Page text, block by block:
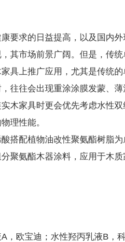
要求的日益提高，以及国内
其市场前景广阔。但是，传
具上推广应用，尤其是传统
往往会出现重涂涂膜发蒙、
木家具时更会优先考虑水性
理性能。
搭配植物油改性聚氨酯树脂
聚氨酯木器涂料，应用于木
，欧宝迪；水性羟丙乳液B，